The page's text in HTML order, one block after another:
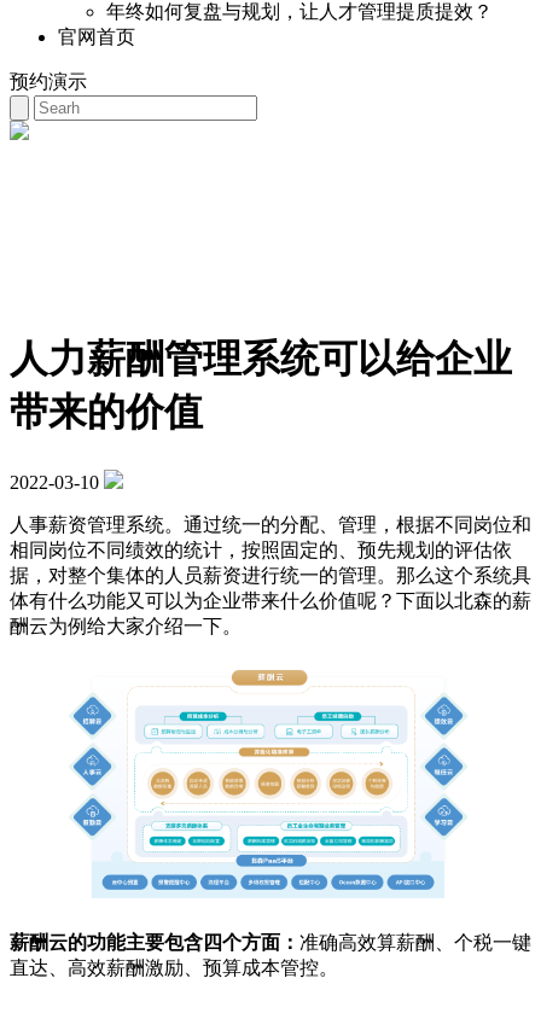
年终如何复盘与规划，让人才管理提质提效？
官网首页
预约演示
人力薪酬管理系统可以给企业
带来的价值
2022-03-10
人事薪资管理系统。通过统一的分配、管理，根据不同岗位和
相同岗位不同绩效的统计，按照固定的、预先规划的评估依
据，对整个集体的人员薪资进行统一的管理。那么这个系统具
体有什么功能又可以为企业带来什么价值呢？下面以北森的薪
酬云为例给大家介绍一下。
薪酬云的功能主要包含四个方面： 准确高效算薪酬、个税一键
直达、高效薪酬激励、预算成本管控。